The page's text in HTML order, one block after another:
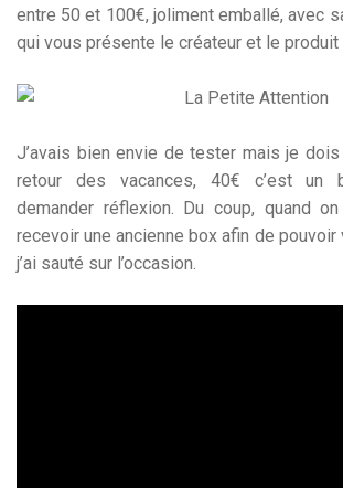
entre 50 et 100€, joliment emballé, avec
qui vous présente le créateur et le produit
J’avais bien envie de tester mais je dois
retour des vacances, 40€ c’est un
demander réflexion. Du coup, quand
recevoir une ancienne box afin de pouvoir
j’ai sauté sur l’occasion.